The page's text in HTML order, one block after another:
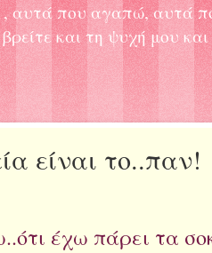
, αυτά που αγαπώ, αυτά
και τη ψυχή μου
είναι το..παν!
έχω πάρει τα